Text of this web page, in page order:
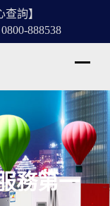
詢】
888538
務第一